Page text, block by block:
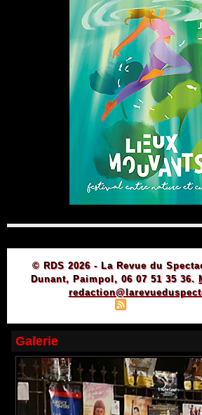
© RDS 2026 - La Revue du
Dunant, Paimpol, 06 07 51 35 36.
Galerie